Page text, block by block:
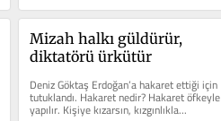
Mizah halkı güldürür,
diktatörü ürkütür
Deniz Göktaş Erdoğan’a hakaret ettiği için
tutuklandı. Hakaret nedir? Hakaret öfkeyle
yapılır. Kişiye kızarsın, kızgınlıkla...